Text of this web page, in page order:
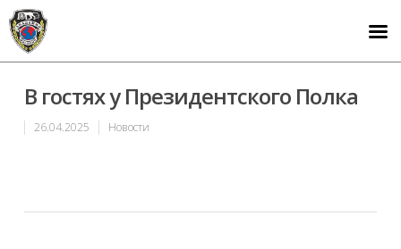
В гостях у Президентского Полка
26.04.2025 Новости